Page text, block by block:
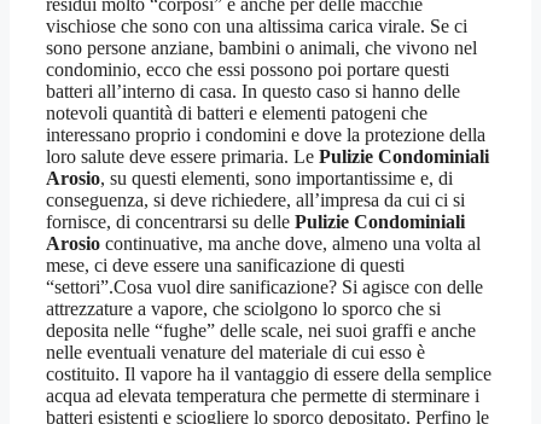
vischiose che sono con una altissima carica virale. Se ci
sono persone anziane, bambini o animali, che vivono nel
condominio, ecco che essi possono poi portare questi
batteri all’interno di casa. In questo caso si hanno delle
notevoli quantità di batteri e elementi patogeni che
interessano proprio i condomini e dove la protezione della
loro salute deve essere primaria. Le Pulizie Condominiali
Arosio, su questi elementi, sono importantissime e, di
conseguenza, si deve richiedere, all’impresa da cui ci si
fornisce, di concentrarsi su delle Pulizie Condominiali
Arosio continuative, ma anche dove, almeno una volta al
mese, ci deve essere una sanificazione di questi
“settori”.Cosa vuol dire sanificazione? Si agisce con delle
attrezzature a vapore, che sciolgono lo sporco che si
deposita nelle “fughe” delle scale, nei suoi graffi e anche
nelle eventuali venature del materiale di cui esso è
costituito. Il vapore ha il vantaggio di essere della semplice
acqua ad elevata temperatura che permette di sterminare i
batteri esistenti e sciogliere lo sporco depositato. Perfino le